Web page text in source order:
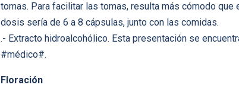
tomas. Para facilitar las tomas, resulta más cómodo
dosis sería de 6 a 8 cápsulas, junto con las comidas.
.- Extracto hidroalcohólico. Esta presentación se
#médico#.
Floración